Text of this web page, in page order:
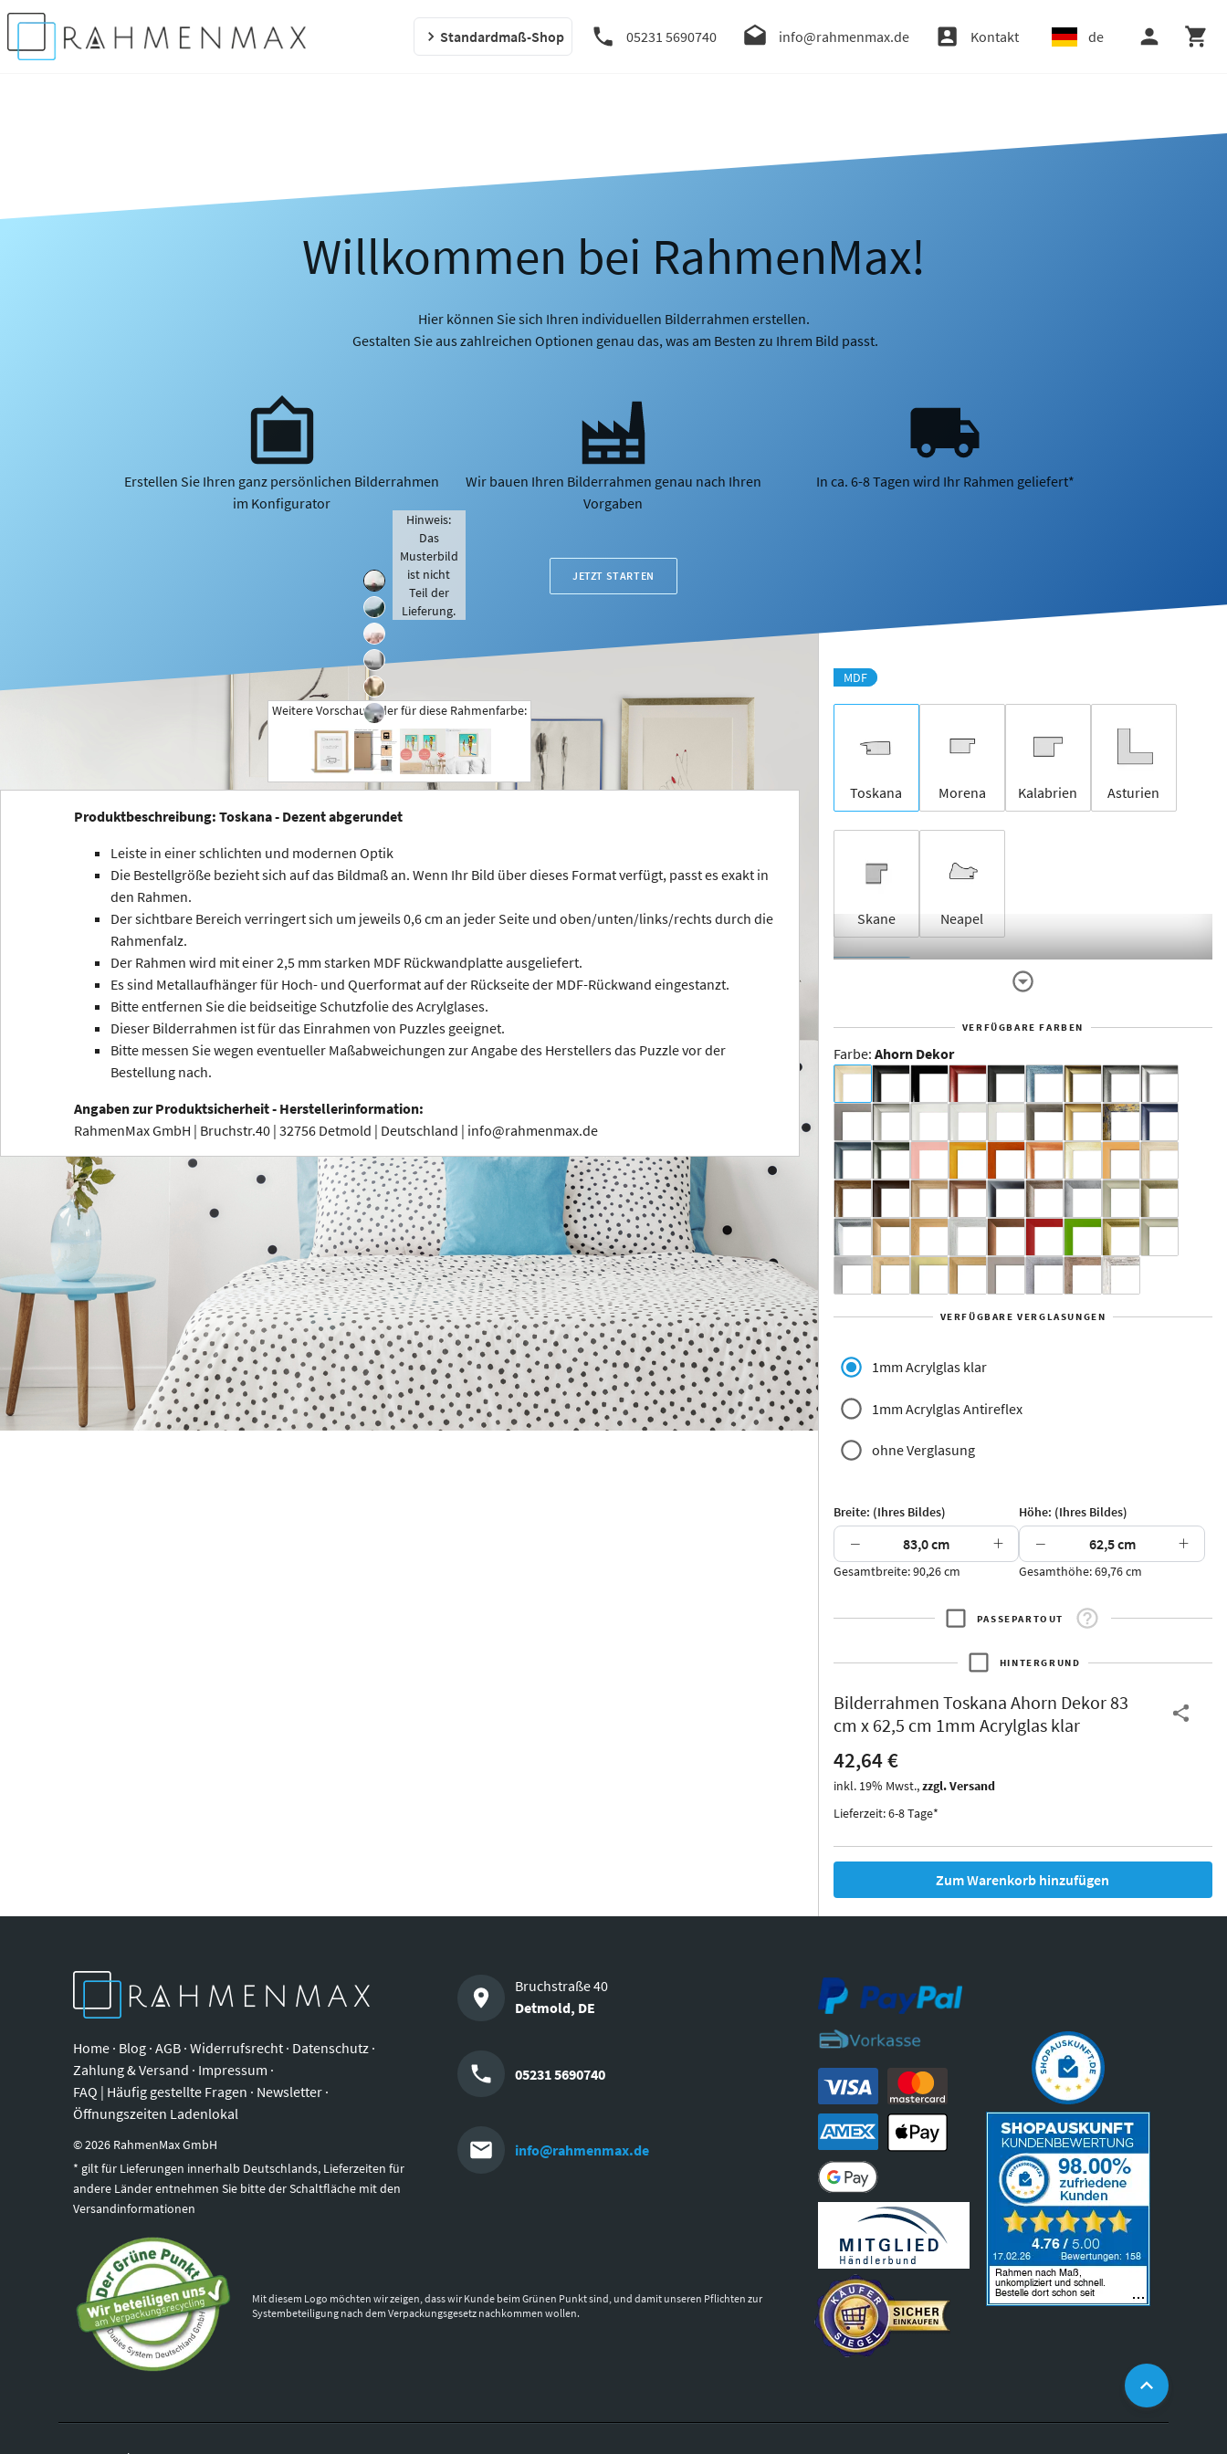
Standardmaß-Shop 05231 5690740 info@rahmenmax.de Kontakt de
Willkommen bei RahmenMax!
Hier können Sie sich Ihren individuellen Bilderrahmen erstellen.
Gestalten Sie aus zahlreichen Optionen genau das, was am Besten zu Ihrem Bild passt.
Erstellen Sie Ihren ganz persönlichen Bilderrahmen
im Konfigurator
Wir bauen Ihren Bilderrahmen genau nach Ihren
Vorgaben
In ca. 6-8 Tagen wird Ihr Rahmen geliefert*
JETZT STARTEN
+
Hinweis:
Das
Musterbild
ist nicht
Teil der
Lieferung.
Weitere Vorschaubilder für diese Rahmenfarbe:
Produktbeschreibung: Toskana - Dezent abgerundet
Leiste in einer schlichten und modernen Optik
Die Bestellgröße bezieht sich auf das Bildmaß an. Wenn Ihr Bild über dieses Format verfügt, passt es exakt in
den Rahmen.
Der sichtbare Bereich verringert sich um jeweils 0,6 cm an jeder Seite und oben/unten/links/rechts durch die
Rahmenfalz.
Der Rahmen wird mit einer 2,5 mm starken MDF Rückwandplatte ausgeliefert.
Es sind Metallaufhänger für Hoch- und Querformat auf der Rückseite der MDF-Rückwand eingestanzt.
Bitte entfernen Sie die beidseitige Schutzfolie des Acrylglases.
Dieser Bilderrahmen ist für das Einrahmen von Puzzles geeignet.
Bitte messen Sie wegen eventueller Maßabweichungen zur Angabe des Herstellers das Puzzle vor der
Bestellung nach.
Angaben zur Produktsicherheit - Herstellerinformation:
RahmenMax GmbH | Bruchstr.40 | 32756 Detmold | Deutschland | info@rahmenmax.de
MDF
Toskana Morena Kalabrien Asturien
Skane Neapel
Dakota -
Rahmenloser
Aluminium
Yukon Alaska
Jersey Dauphine
Arran Luzern Andros Attika
Thurgau
Thurgau
*Canvas*
Burgund
Kunststoff
Ohio
VERFÜGBARE FARBEN
Farbe: Ahorn Dekor
VERFÜGBARE VERGLASUNGEN
1mm Acrylglas klar
1mm Acrylglas Antireflex
ohne Verglasung
Breite: (Ihres Bildes)
− +
Gesamtbreite: 90,26 cm
Höhe: (Ihres Bildes)
− +
Gesamthöhe: 69,76 cm
PASSEPARTOUT
HINTERGRUND
Bilderrahmen Toskana Ahorn Dekor 83
cm x 62,5 cm 1mm Acrylglas klar
42,64 €
inkl. 19% Mwst.,zzgl. Versand
Lieferzeit: 6-8 Tage*
Zum Warenkorb hinzufügen
Home · Blog · AGB · Widerrufsrecht · Datenschutz ·
Zahlung & Versand · Impressum ·
FAQ | Häufig gestellte Fragen · Newsletter ·
Öffnungszeiten Ladenlokal
©2026 RahmenMax GmbH
* gilt für Lieferungen innerhalb Deutschlands, Lieferzeiten für
andere Länder entnehmen Sie bitte der Schaltfläche mit den
Versandinformationen
Bruchstraße 40
Detmold, DE
05231 5690740
info@rahmenmax.de
Mit diesem Logo möchten wir zeigen, dass wir Kunde beim Grünen Punkt sind, und damit unseren Pflichten zur
Systembeteiligung nach dem Verpackungsgesetz nachkommen wollen.